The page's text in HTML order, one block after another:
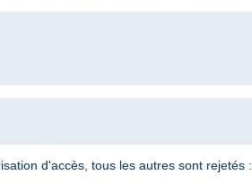
d'accès, tous les autres sont rejetés :